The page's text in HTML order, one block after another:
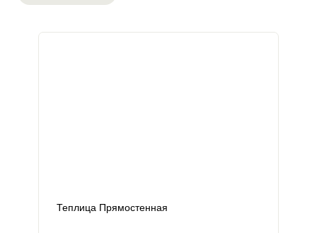
Теплица Прямостенная